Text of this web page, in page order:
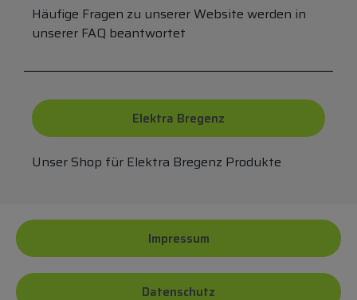
Häufige Fragen zu unserer Website werden in
unserer FAQ beantwortet
Elektra Bregenz
Unser Shop für Elektra Bregenz Produkte
Impressum
Datenschutz